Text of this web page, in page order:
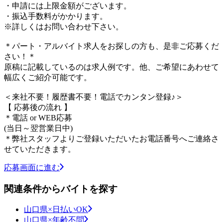
・申請には上限金額がございます。
・振込手数料がかかります。
※詳しくはお問い合わせ下さい。
＊パート・アルバイト求人をお探しの方も、是非ご応募くだ
さい！＊
原稿に記載しているのは求人例です。他、ご希望にあわせて
幅広くご紹介可能です。
＜来社不要！履歴書不要！電話でカンタン登録♪＞
【 応募後の流れ 】
＊電話 or WEB応募
(当日～翌営業日中)
＊弊社スタッフよりご登録いただいたお電話番号へご連絡さ
せていただきます。
応募画面に進む
関連条件からバイトを探す
山口県×日払いOK
山口県×年齢不問